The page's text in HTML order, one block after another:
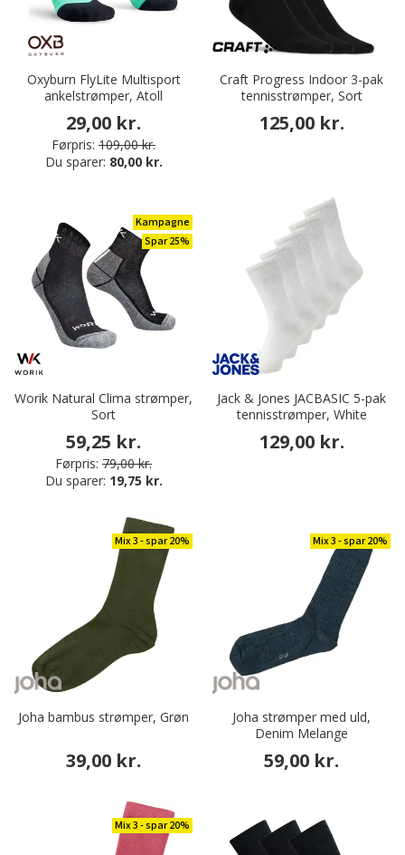
Oxyburn FlyLite Multisport
ankelstrømper, Atoll
29,00 kr.
Førpris: 109,00 kr.
Du sparer: 80,00 kr.
Craft Progress Indoor 3-pak
tennisstrømper, Sort
125,00 kr.
Kampagne
Spar 25%
Worik Natural Clima strømper,
Sort
59,25 kr.
Førpris: 79,00 kr.
Du sparer: 19,75 kr.
Jack & Jones JACBASIC 5-pak
tennisstrømper, White
129,00 kr.
Mix 3 - spar 20%
Joha bambus strømper, Grøn
39,00 kr.
Mix 3 - spar 20%
Joha strømper med uld,
Denim Melange
59,00 kr.
Mix 3 - spar 20%